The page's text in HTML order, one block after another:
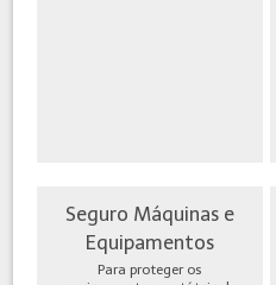
Seguro Máquinas e
Equipamentos
Para proteger os